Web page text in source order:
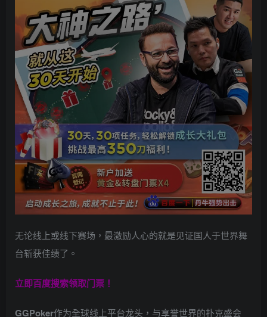
无论线上或线下赛场，最激励人心的就是见证国人于世界舞
台斩获佳绩了。
立即百度搜索领取门票！
GGPoker作为全球线上平台龙头，与享誉世界的扑克盛会